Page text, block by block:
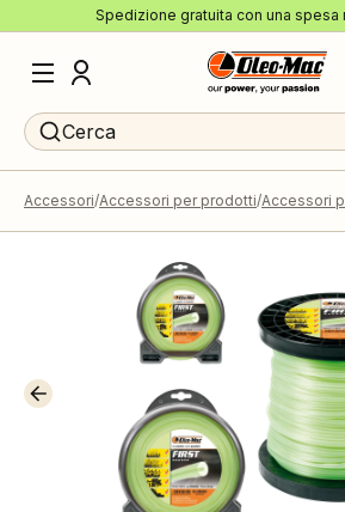
Spedizione gratuita con una spesa
Cerca
Accessori Accessori per prodotti Accessori